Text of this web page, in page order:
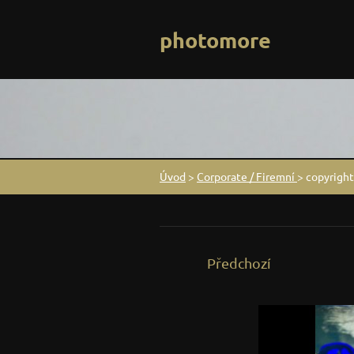
photomore
Úvod > Corporate / Firemní >
Předchozí